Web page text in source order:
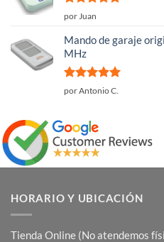
Valorado
por Juan
Mando de garaje
MHz
Valorado
por Antonio C.
HORARIO Y UBICACIÓN
Tienda Online (No atendemos